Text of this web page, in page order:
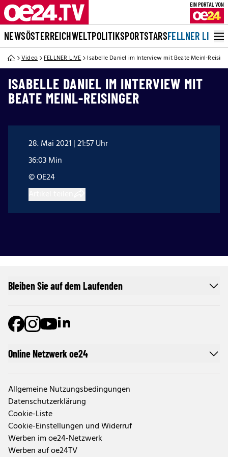
NEWSÖSTERREICHWELTPOLITIKSPORTSTARSFELLNER LIVE
Video FELLNER LIVE Isabelle Daniel im Interview mit Beate Meinl-
ISABELLE DANIEL IM INTERVIEW MIT
BEATE MEINL-REISINGER
28. Mai 2021 | 21:57 Uhr
36:03 Min
© OE24
Online Netzwerk oe24
Allgemeine Nutzungsbedingungen
Datenschutzerklärung
Cookie-Liste
Cookie-Einstellungen und Widerruf
Werben im oe24-Netzwerk
Werben auf oe24TV
Bleiben Sie auf dem Laufenden